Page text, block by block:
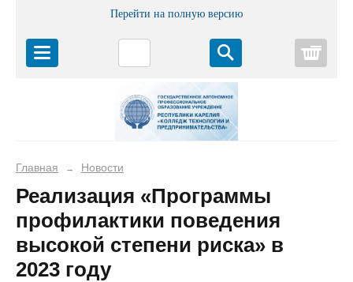
Перейти на полную версию
Главная → Новости
Реализация «Программы
профилактики поведения
высокой степени риска» в
2023 году